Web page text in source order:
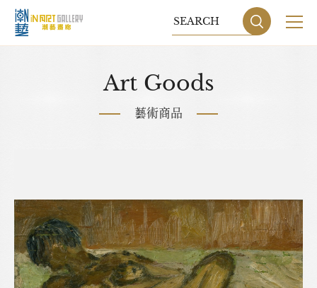
收藏交流
網站地圖 隱私權政策
Art Goods
藝術商品